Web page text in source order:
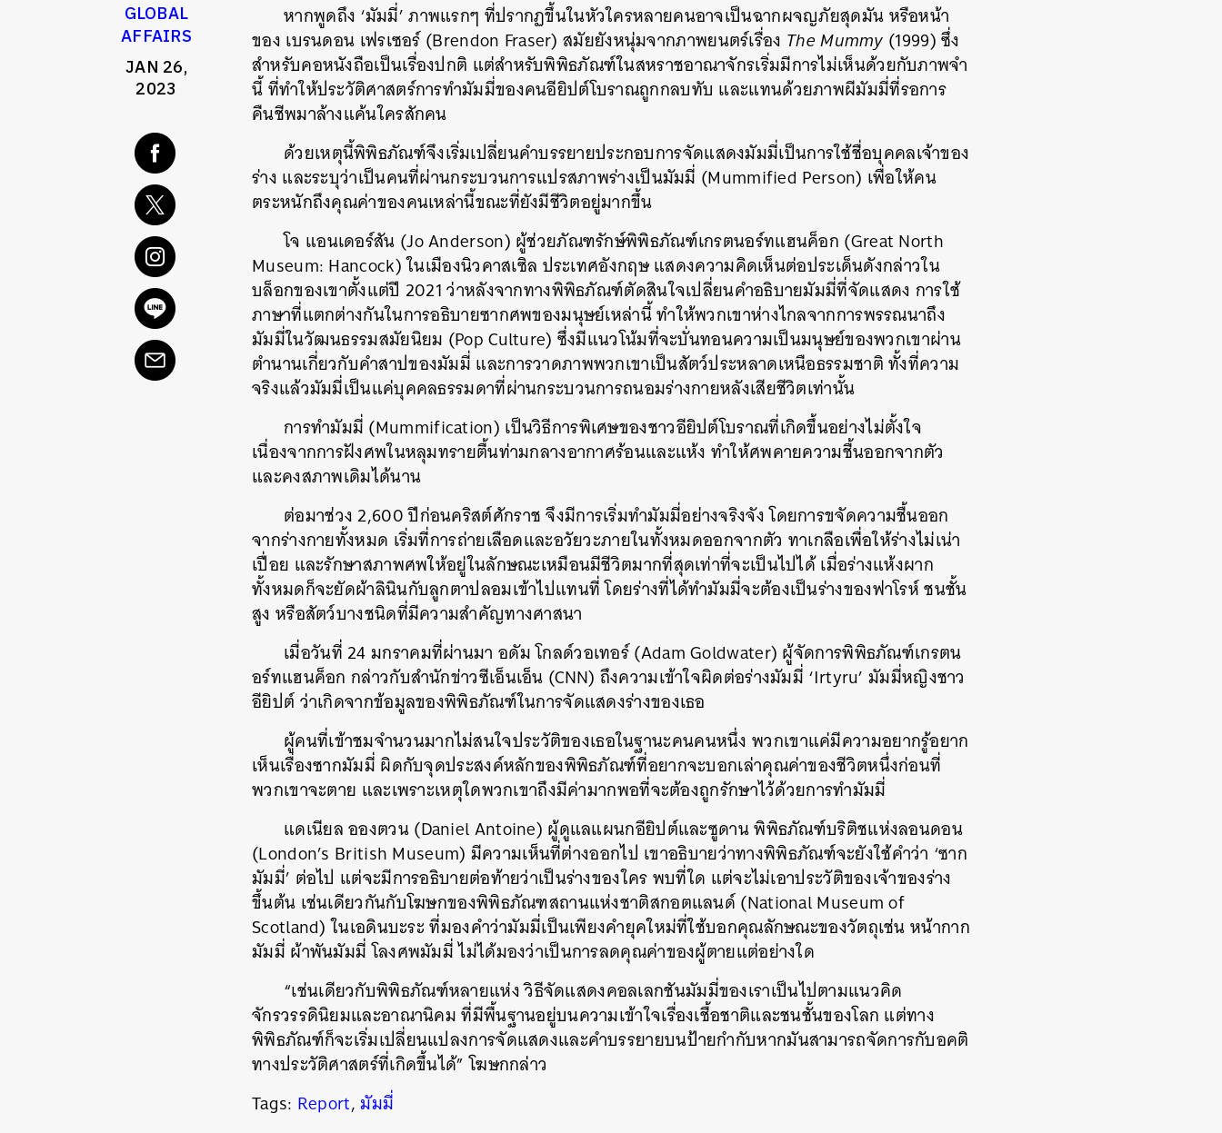
GLOBAL
AFFAIRS
JAN 26,
2023
หากพูดถึง ‘มัมมี่’ ภาพแรกๆ ที่ปรากฏขึ้นในหัวใครหลายคนอาจเป็นฉากผจญภัยสุดมัน หรือหน้า
ของ เบรนดอน เฟรเซอร์ (Brendon Fraser) สมัยยังหนุ่มจากภาพยนตร์เรื่อง The Mummy (1999) ซึ่ง
สำหรับคอหนังถือเป็นเรื่องปกติ แต่สำหรับพิพิธภัณฑ์ในสหราชอาณาจักรเริ่มมีการไม่เห็นด้วยกับภาพจำ
นี้ ที่ทำให้ประวัติศาสตร์การทำมัมมี่ของคนอียิปต์โบราณถูกกลบทับ และแทนด้วยภาพผีมัมมี่ที่รอการ
คืนชีพมาล้างแค้นใครสักคน
ด้วยเหตุนี้พิพิธภัณฑ์จึงเริ่มเปลี่ยนคำบรรยายประกอบการจัดแสดงมัมมี่เป็นการใช้ชื่อบุคคลเจ้าของ
ร่าง และระบุว่าเป็นคนที่ผ่านกระบวนการแปรสภาพร่างเป็นมัมมี่ (Mummified Person) เพื่อให้คน
ตระหนักถึงคุณค่าของคนเหล่านี้ขณะที่ยังมีชีวิตอยู่มากขึ้น
โจ แอนเดอร์สัน (Jo Anderson) ผู้ช่วยภัณฑรักษ์พิพิธภัณฑ์เกรตนอร์ทแฮนค็อก (Great North
Museum: Hancock) ในเมืองนิวคาสเซิล ประเทศอังกฤษ แสดงความคิดเห็นต่อประเด็นดังกล่าวใน
บล็อกของเขาตั้งแต่ปี 2021 ว่าหลังจากทางพิพิธภัณฑ์ตัดสินใจเปลี่ยนคำอธิบายมัมมี่ที่จัดแสดง การใช้
ภาษาที่แตกต่างกันในการอธิบายซากศพของมนุษย์เหล่านี้ ทำให้พวกเขาห่างไกลจากการพรรณนาถึง
มัมมี่ในวัฒนธรรมสมัยนิยม (Pop Culture) ซึ่งมีแนวโน้มที่จะบั่นทอนความเป็นมนุษย์ของพวกเขาผ่าน
ตำนานเกี่ยวกับคำสาปของมัมมี่ และการวาดภาพพวกเขาเป็นสัตว์ประหลาดเหนือธรรมชาติ ทั้งที่ความ
จริงแล้วมัมมี่เป็นแค่บุคคลธรรมดาที่ผ่านกระบวนการถนอมร่างกายหลังเสียชีวิตเท่านั้น
การทำมัมมี่ (Mummification) เป็นวิธีการพิเศษของชาวอียิปต์โบราณที่เกิดขึ้นอย่างไม่ตั้งใจ
เนื่องจากการฝังศพในหลุมทรายตื้นท่ามกลางอากาศร้อนและแห้ง ทำให้ศพคายความชื้นออกจากตัว
และคงสภาพเดิมได้นาน
ต่อมาช่วง 2,600 ปีก่อนคริสต์ศักราช จึงมีการเริ่มทำมัมมี่อย่างจริงจัง โดยการขจัดความชื้นออก
จากร่างกายทั้งหมด เริ่มที่การถ่ายเลือดและอวัยวะภายในทั้งหมดออกจากตัว ทาเกลือเพื่อให้ร่างไม่เน่า
เปื่อย และรักษาสภาพศพให้อยู่ในลักษณะเหมือนมีชีวิตมากที่สุดเท่าที่จะเป็นไปได้ เมื่อร่างแห้งผาก
ทั้งหมดก็จะยัดผ้าลินินกับลูกตาปลอมเข้าไปแทนที่ โดยร่างที่ได้ทำมัมมี่จะต้องเป็นร่างของฟาโรห์ ชนชั้น
สูง หรือสัตว์บางชนิดที่มีความสำคัญทางศาสนา
เมื่อวันที่ 24 มกราคมที่ผ่านมา อดัม โกลด์วอเทอร์ (Adam Goldwater) ผู้จัดการพิพิธภัณฑ์เกรตน
อร์ทแฮนค็อก กล่าวกับสำนักข่าวซีเอ็นเอ็น (CNN) ถึงความเข้าใจผิดต่อร่างมัมมี่ ‘Irtyru’ มัมมี่หญิงชาว
อียิปต์ ว่าเกิดจากข้อมูลของพิพิธภัณฑ์ในการจัดแสดงร่างของเธอ
ผู้คนที่เข้าชมจำนวนมากไม่สนใจประวัติของเธอในฐานะคนคนหนึ่ง พวกเขาแค่มีความอยากรู้อยาก
เห็นเรื่องซากมัมมี่ ผิดกับจุดประสงค์หลักของพิพิธภัณฑ์ที่อยากจะบอกเล่าคุณค่าของชีวิตหนึ่งก่อนที่
พวกเขาจะตาย และเพราะเหตุใดพวกเขาถึงมีค่ามากพอที่จะต้องถูกรักษาไว้ด้วยการทำมัมมี่
แดเนียล อองตวน (Daniel Antoine) ผู้ดูแลแผนกอียิปต์และซูดาน พิพิธภัณฑ์บริติชแห่งลอนดอน
(London’s British Museum) มีความเห็นที่ต่างออกไป เขาอธิบายว่าทางพิพิธภัณฑ์จะยังใช้คำว่า ‘ซาก
มัมมี่’ ต่อไป แต่จะมีการอธิบายต่อท้ายว่าเป็นร่างของใคร พบที่ใด แต่จะไม่เอาประวัติของเจ้าของร่าง
ขึ้นต้น เช่นเดียวกันกับโฆษกของพิพิธภัณฑสถานแห่งชาติสกอตแลนด์ (National Museum of
Scotland) ในเอดินบะระ ที่มองคำว่ามัมมี่เป็นเพียงคำยุคใหม่ที่ใช้บอกคุณลักษณะของวัตถุเช่น หน้ากาก
มัมมี่ ผ้าพันมัมมี่ โลงศพมัมมี่ ไม่ได้มองว่าเป็นการลดคุณค่าของผู้ตายแต่อย่างใด
“เช่นเดียวกับพิพิธภัณฑ์หลายแห่ง วิธีจัดแสดงคอลเลกชันมัมมี่ของเราเป็นไปตามแนวคิด
จักรวรรดินิยมและอาณานิคม ที่มีพื้นฐานอยู่บนความเข้าใจเรื่องเชื้อชาติและชนชั้นของโลก แต่ทาง
พิพิธภัณฑ์ก็จะเริ่มเปลี่ยนแปลงการจัดแสดงและคำบรรยายบนป้ายกำกับหากมันสามารถจัดการกับอคติ
ทางประวัติศาสตร์ที่เกิดขึ้นได้” โฆษกกล่าว
Tags: Report,มัมมี่
ค้นหา
SHARE TWEET LINE EMAIL